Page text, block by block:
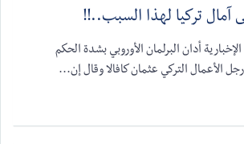
آمال تركيا لهذا السبب..!!
أدان البرلمان الأوروبي بشدة الحكم
الأعمال التركي عثمان كافالا وقال إن...